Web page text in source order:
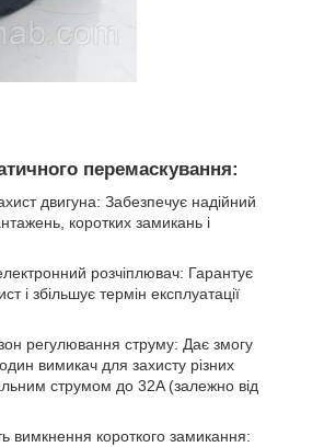
перемаскування:
двигуна: Забезпечує надійний
коротких замикань і
розчіплювач: Гарантує
і збільшує термін експлуатації
регулювання струму: Дає змогу
вимикач для захисту різних
струмом до 32A (залежно від
вимкнення короткого замикання: